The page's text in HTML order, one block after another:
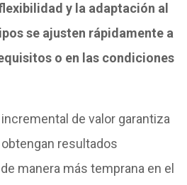
y la adaptación al
se ajusten rápidamente a
o en las condiciones
de valor garantiza
resultados
manera más temprana en el